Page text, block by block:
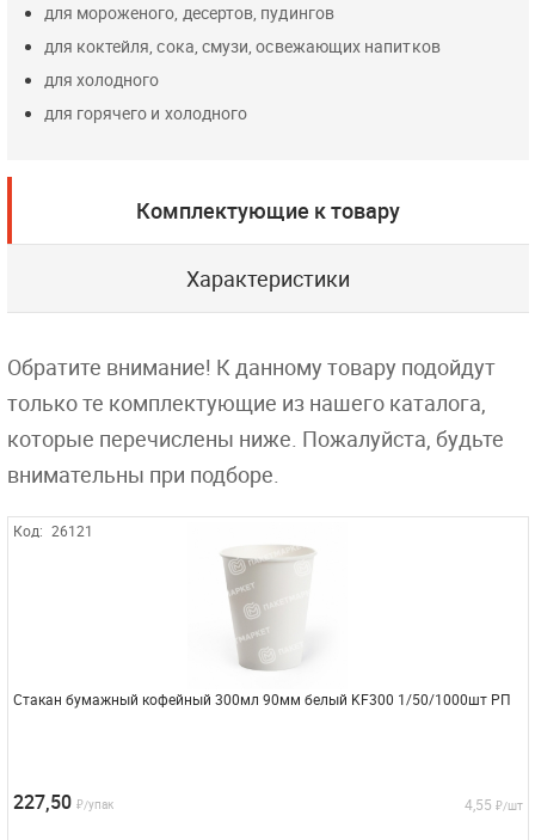
для мороженого, десертов, пудингов
для коктейля, сока, смузи, освежающих напитков
для холодного
для горячего и холодного
Комплектующие к товару
Характеристики
Обратите внимание! К данному товару подойдут
только те комплектующие из нашего каталога,
которые перечислены ниже. Пожалуйста, будьте
внимательны при подборе.
Код: 26121
Стакан бумажный кофейный 300мл 90мм белый KF300 1/50/1000шт РП
227,50 ₽/упак 4,55 ₽/шт